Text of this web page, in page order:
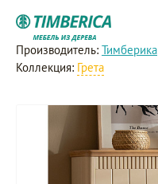
Производитель: Тимберика
Коллекция: Грета